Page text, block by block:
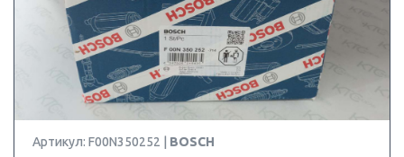
Артикул: F00N350252 | BOSCH